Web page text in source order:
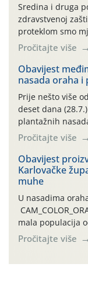
Sredina i druga
zdravstvenoj
proteklom smo
preventivnim
uzročnika
06.7.)! Na
povijesno i
najviše
Pročitajte više
Obavijest
nasada oraha i
Prije nešto više
deset dana
plantažnih
leta i
orahove muhe
traje drugi
izražen zadnja
temperature
Pročitajte više
Obavijest
Karlovačke
muhe
U nasadima
mala populacija
(Rhagoletis
činjenicom da je
Pročitajte više